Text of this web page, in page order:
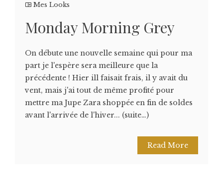
Mes Looks
Monday Morning Grey
On débute une nouvelle semaine qui pour ma
part je l'espère sera meilleure que la
précédente ! Hier ill faisait frais, il y avait du
vent, mais j'ai tout de même profité pour
mettre ma Jupe Zara shoppée en fin de soldes
avant l'arrivée de l'hiver... (suite…)
Read More